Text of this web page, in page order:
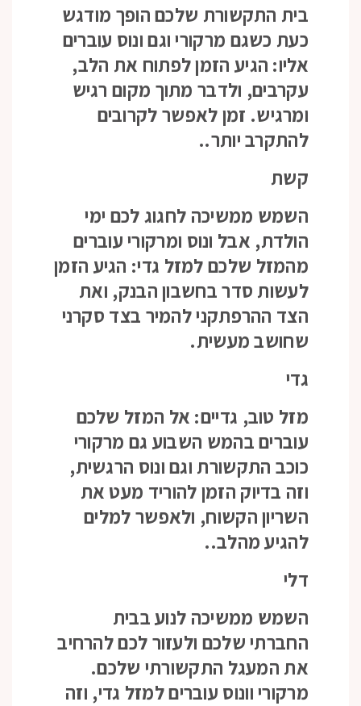
בית התקשורת שלכם הופך מודגש
כעת כשגם מרקורי וגם ונוס עוברים
אליו: הגיע הזמן לפתוח את הלב,
עקרבים, ולדבר מתוך מקום רגיש
ומרגיש. זמן לאפשר לקרובים
להתקרב יותר..
קשת
השמש ממשיכה לחגוג לכם ימי
הולדת, אבל ונוס ומרקורי עוברים
מהמזל שלכם למזל גדי: הגיע הזמן
לעשות סדר בחשבון הבנק, ואת
הצד ההרפתקני להמיר בצד סקרני
שחושב מעשית.
גדי
מזל טוב, גדיים: אל המזל שלכם
עוברים בהמש השבוע גם מרקורי
כוכב התקשורת וגם ונוס הרגשית,
וזה בדיוק הזמן להוריד מעט את
השריון הקשוח, ולאפשר למלים
להגיע מהלב..
דלי
השמש ממשיכה לנוע בבית
החברתי שלכם ולעזור לכם להרחיב
את המעגל התקשורתי שלכם.
מרקורי וונוס עוברים למזל גדי, וזה